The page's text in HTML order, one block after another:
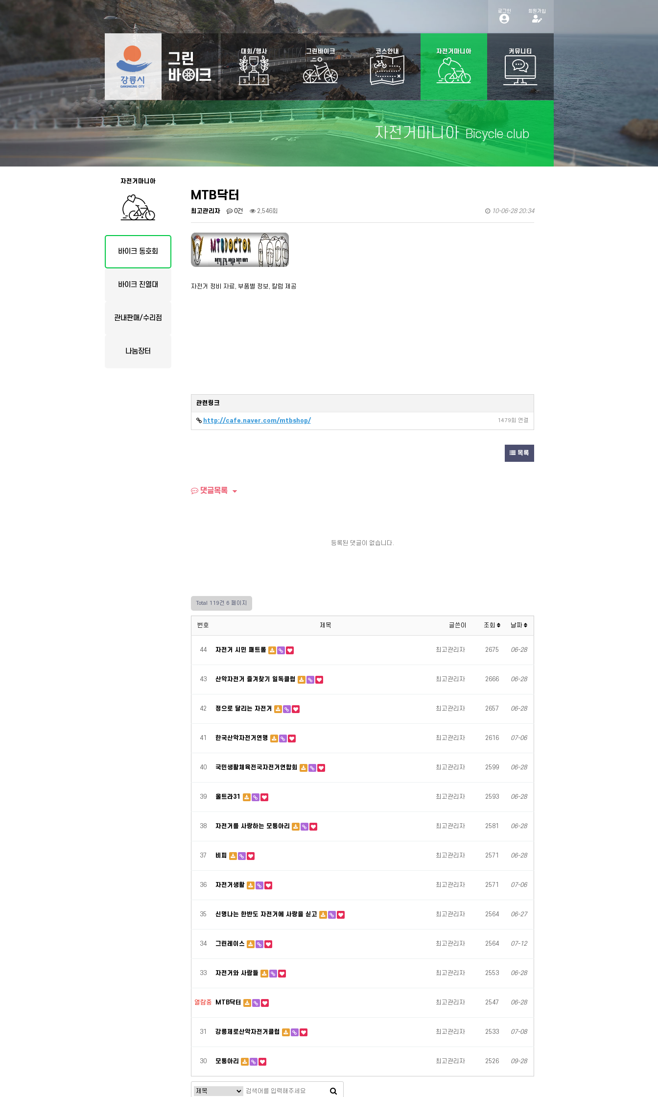
로그인 회원가입
대회/행사 그린바이크 코스안내 자전거마니아 커뮤니티
자전거마니아 Bicycle club
자전거마니아
바이크 동호회
바이크 진열대
관내판매/수리점
나눔장터
MTB닥터
최고관리자 0건 2,546회 10-06-28 20:34
자전거 정비 자료, 부품별 정보, 칼럼 제공
관련링크
http://cafe.naver.com/mtbshop/ 1479회 연결
목록
댓글목록
등록된 댓글이 없습니다.
Total 119건 6 페이지
번호 제목 글쓴이 조회 날짜
44 자전거 시민 패트롤 최고관리자 2675 06-28
43 산악자전거 즐겨찾기 일독클럽 최고관리자 2666 06-28
42 정으로 달리는 자전거 최고관리자 2657 06-28
41 한국산악자전거연맹 최고관리자 2616 07-06
40 국민생활체육전국자전거연합회 최고관리자 2599 06-28
39 울트라31 최고관리자 2593 06-28
38 자전거를 사랑하는 모퉁아리 최고관리자 2581 06-28
37 비피 최고관리자 2571 06-28
36 자전거생활 최고관리자 2571 07-06
35 신명나는 한반도 자전거에 사랑을 싣고 최고관리자 2564 06-27
34 그린레이스 최고관리자 2564 07-12
33 자전거와 사람들 최고관리자 2553 06-28
열람중 MTB닥터 최고관리자 2547 06-28
31 강릉제로산악자전거클럽 최고관리자 2533 07-08
30 모퉁아리 최고관리자 2526 09-28